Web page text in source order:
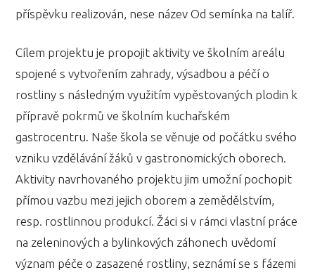
příspěvku realizován, nese název Od semínka na talíř.
Cílem projektu je propojit aktivity ve školním areálu
spojené s vytvořením zahrady, výsadbou a péčí o
rostliny s následným využitím vypěstovaných plodin k
přípravě pokrmů ve školním kuchařském
gastrocentru. Naše škola se věnuje od počátku svého
vzniku vzdělávání žáků v gastronomických oborech.
Aktivity navrhovaného projektu jim umožní pochopit
přímou vazbu mezi jejich oborem a zemědělstvím,
resp. rostlinnou produkcí. Žáci si v rámci vlastní práce
na zeleninových a bylinkových záhonech uvědomí
význam péče o zasazené rostliny, seznámí se s fázemi